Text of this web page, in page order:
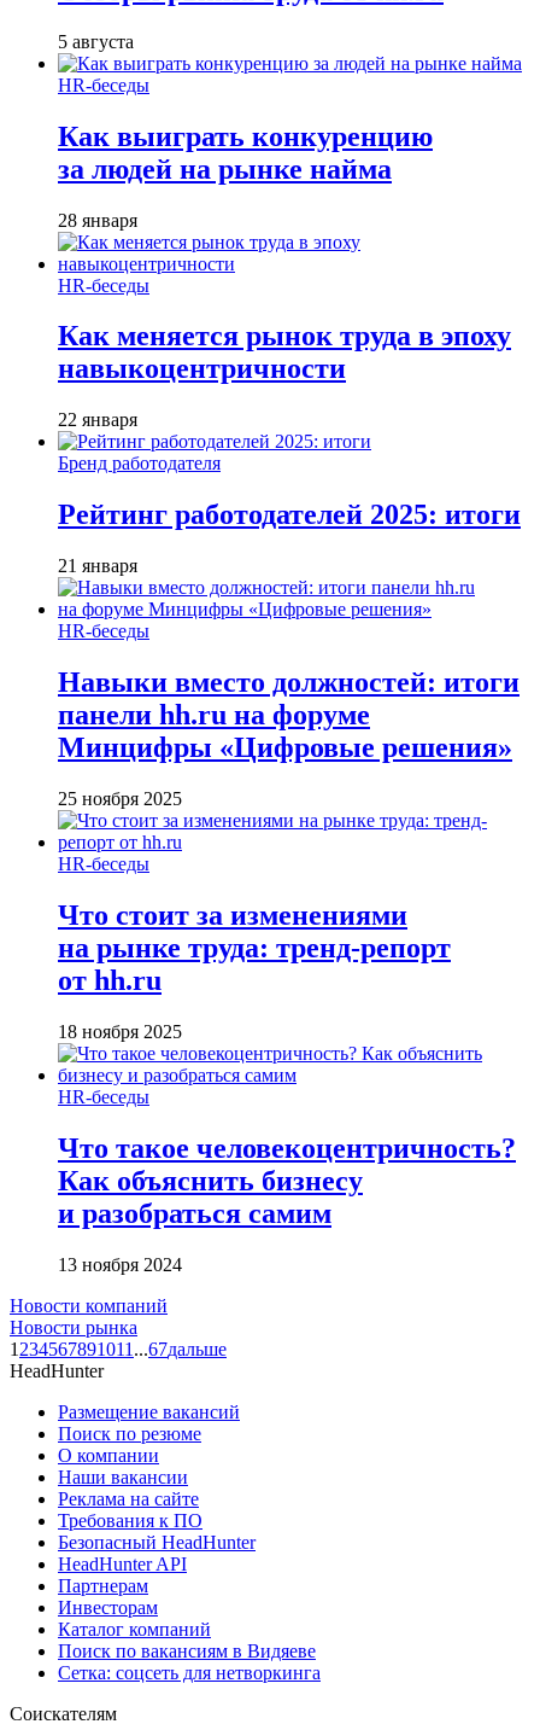
5 августа
HR-беседы
Как выиграть конкуренцию
за людей на рынке найма
28 января
HR-беседы
Как меняется рынок труда в эпоху
навыкоцентричности
22 января
Бренд работодателя
Рейтинг работодателей 2025: итоги
21 января
HR-беседы
Навыки вместо должностей: итоги
панели hh.ru на форуме
Минцифры «Цифровые решения»
25 ноября 2025
HR-беседы
Что стоит за изменениями
на рынке труда: тренд-репорт
от hh.ru
18 ноября 2025
HR-беседы
Что такое человеко­центричность?
Как объяснить бизнесу
и разобраться самим
13 ноября 2024
Новости компаний
Новости рынка
1 234567891011 ...67дальше
HeadHunter
Размещение вакансий
Поиск по резюме
О компании
Наши вакансии
Реклама на сайте
Требования к ПО
Безопасный HeadHunter
HeadHunter API
Партнерам
Инвесторам
Каталог компаний
Поиск по вакансиям в Видяеве
Сетка: соцсеть для нетворкинга
Соискателям